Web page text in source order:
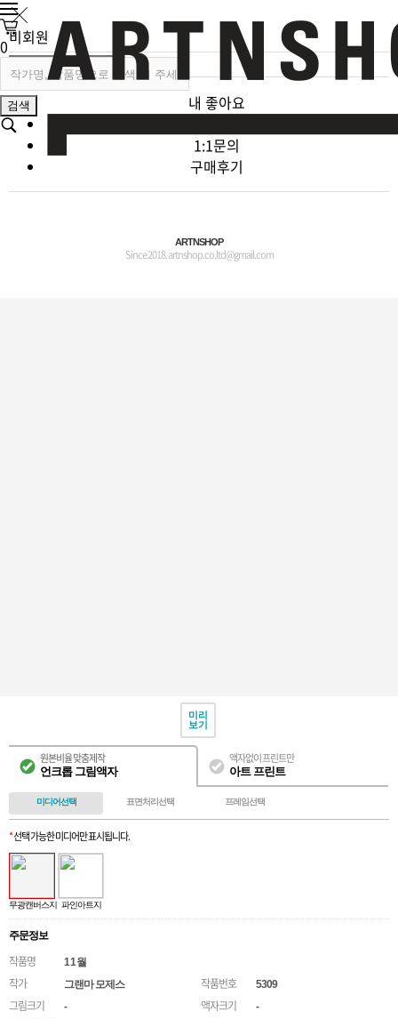
0
검색
비회원
로그인 회원가입
내 좋아요
1:1문의
구매후기
ARTNSHOP
Since 2018. artnshop.co.ltd@gmail.com
미리
보기
원본비율 맞춤제작
언크롭 그림액자
액자없이 프린트만
아트 프린트
미디어선택 표면처리선택 프레임선택
*선택 가능한 미디어만 표시됩니다.
무광캔버스지 파인아트지
주문정보
작품명 11월
작가 그랜마 모제스 작품번호 5309
그림크기 - 액자크기 -